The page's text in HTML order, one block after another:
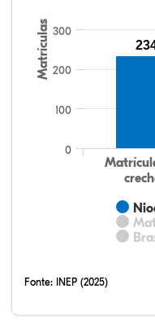
Matrículas
0
100
200
300
Fonte: INEP (2025)